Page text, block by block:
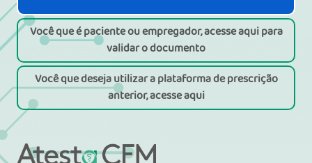
Você que é paciente ou empregador, acesse aqui para
validar o documento
Você que deseja utilizar a plataforma de prescrição
anterior, acesse aqui